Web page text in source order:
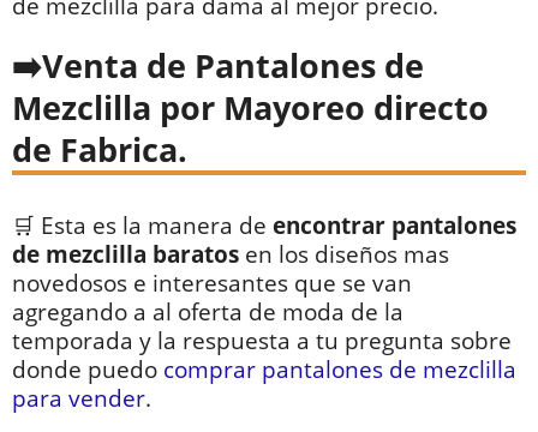
Venta de Pantalones de
Mezclilla por Mayoreo directo
de Fabrica.
🛒 Esta es la manera de encontrar pantalones
de mezclilla baratos en los diseños mas
novedosos e interesantes que se van
agregando a al oferta de moda de la
temporada y la respuesta a tu pregunta sobre
donde puedo comprar pantalones de mezclilla
para vender.